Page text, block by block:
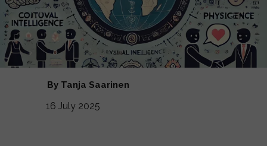
By Tanja Saarinen
16 July 2025